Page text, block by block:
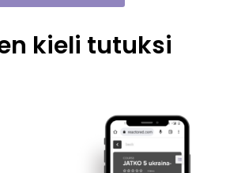
kieli tutuksi